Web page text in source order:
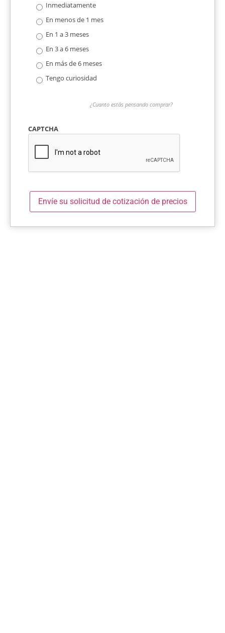
Inmediatamente
En menos de 1 mes
En 1 a 3 meses
En 3 a 6 meses
En más de 6 meses
Tengo curiosidad
¿Cuanto estás pensando comprar?
CAPTCHA
Envíe su solicitud de cotización de precios